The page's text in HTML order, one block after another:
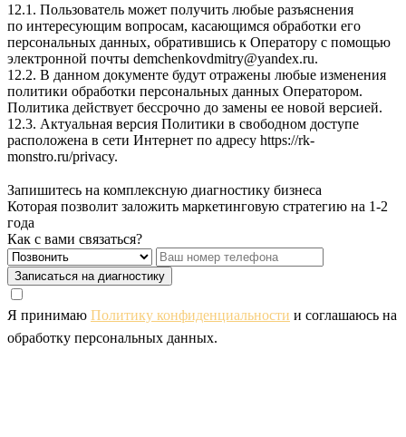
12.1. Пользователь может получить любые разъяснения
по интересующим вопросам, касающимся обработки его
персональных данных, обратившись к Оператору с помощью
электронной почты demchenkovdmitry@yandex.ru.
12.2. В данном документе будут отражены любые изменения
политики обработки персональных данных Оператором.
Политика действует бессрочно до замены ее новой версией.
12.3. Актуальная версия Политики в свободном доступе
расположена в сети Интернет по адресу https://rk-
monstro.ru/privacy.
Запишитесь на комплексную диагностику бизнеса
Которая позволит заложить маркетинговую стратегию на 1-2
года
Как с вами связаться?
Записаться на диагностику
Я принимаю Политику конфиденциальности и соглашаюсь на
обработку персональных данных.